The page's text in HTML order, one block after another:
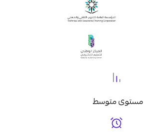
مستوى متوسط